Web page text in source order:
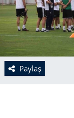
Paylaş